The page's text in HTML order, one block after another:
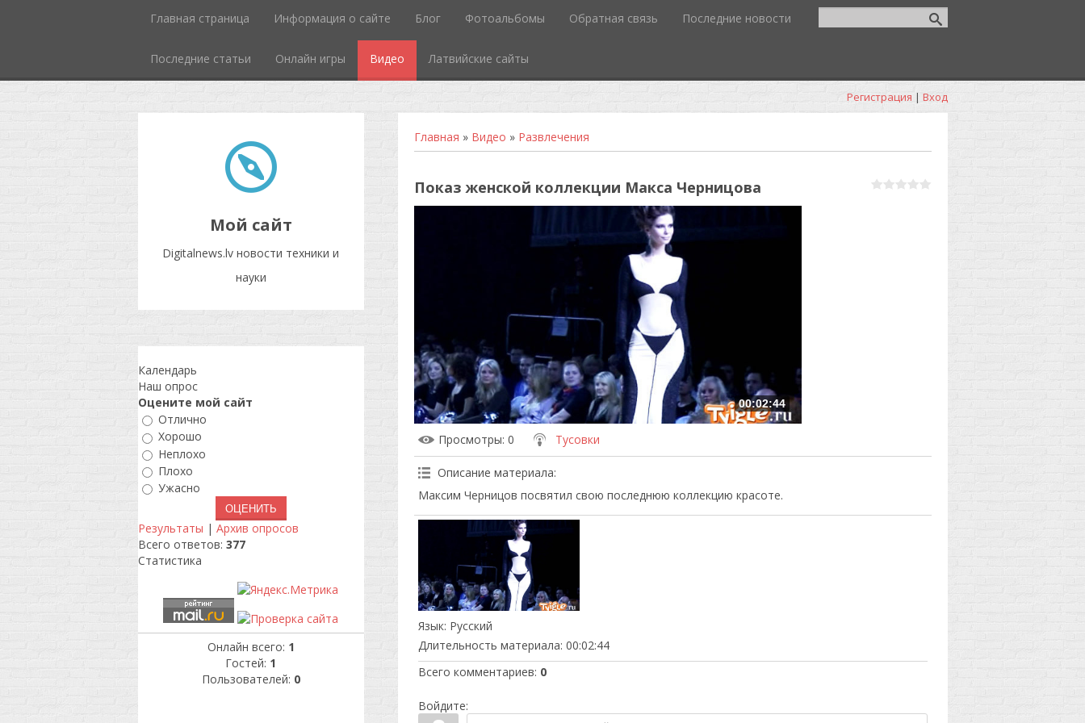
Главная страница Информация о сайте Блог Фотоальбомы Обратная связь Последние новости
Последние статьи Онлайн игры Видео Латвийские сайты
Регистрация | Вход
Мой сайт
Digitalnews.lv новости техники и
науки
Главная » Видео » Развлечения
Показ женской коллекции Макса Черницова
00:02:44
Просмотры: 0 Тусовки
Описание материала:
Максим Черницов посвятил свою последнюю коллекцию красоте.
Язык: Русский
Длительность материала: 00:02:44
Всего комментариев: 0
Войдите:
Календарь
Наш опрос
Оцените мой сайт
Отлично
Хорошо
Неплохо
Плохо
Ужасно
Результаты | Архив опросов
Всего ответов: 377
Статистика
Онлайн всего: 1
Гостей: 1
Пользователей: 0